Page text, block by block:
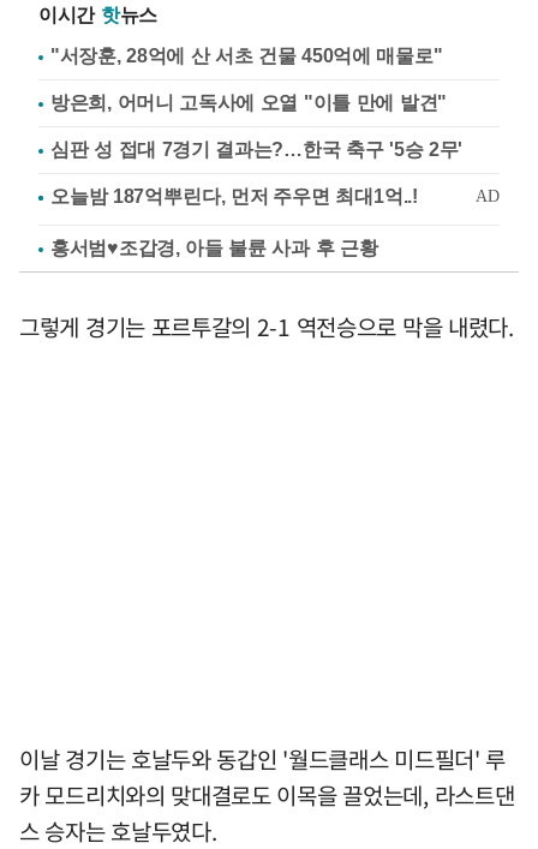
이시간 핫뉴스
"서장훈, 28억에 산 서초 건물 450억에 매물로"
방은희, 어머니 고독사에 오열 "이틀 만에 발견"
심판 성 접대 7경기 결과는?…한국 축구 '5승 2무'
홍서범♥조갑경, 아들 불륜 사과 후 근황
그렇게 경기는 포르투갈의 2-1 역전승으로 막을 내렸다.
이날 경기는 호날두와 동갑인 '월드클래스 미드필더' 루
카 모드리치와의 맞대결로도 이목을 끌었는데, 라스트댄
스 승자는 호날두였다.